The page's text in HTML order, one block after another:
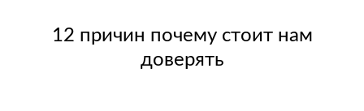
12 причин почему стоит нам
доверять